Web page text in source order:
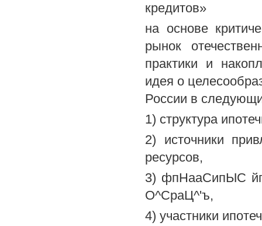
кредитов»
на основе
рынок
практики и
идея о
России в
1) структура
2) источники
ресурсов,
3) фпНааСипЫС
О^СраЦ^'ъ,
4) участники